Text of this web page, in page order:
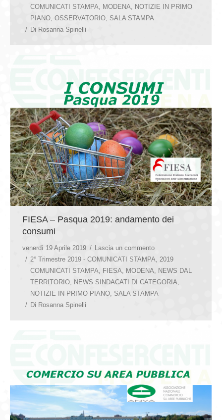
COMUNICATI STAMPA
MODENA
NOTIZIE IN PRIMO
PIANO OSSERVATORIO SALA STAMPA
Di Rosanna Spinelli
FIESA – Pasqua 2019: andamento dei
consumi
venerdì 19 Aprile 2019
Lascia un commento
2° Trimestre 2019 - COMUNICATI STAMPA, 2019
COMUNICATI STAMPA, FIESA, MODENA, NEWS DAL
TERRITORIO, NEWS SINDACATI DI CATEGORIA,
NOTIZIE IN PRIMO PIANO, SALA STAMPA
Di Rosanna Spinelli